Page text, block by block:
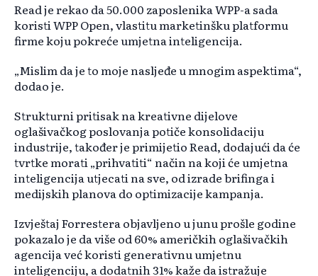
Read je rekao da 50.000 zaposlenika WPP-a sada
koristi WPP Open, vlastitu marketinšku platformu
firme koju pokreće umjetna inteligencija.
„Mislim da je to moje nasljeđe u mnogim aspektima“,
dodao je.
Strukturni pritisak na kreativne dijelove
oglašivačkog poslovanja potiče konsolidaciju
industrije, također je primijetio Read, dodajući da će
tvrtke morati „prihvatiti“ način na koji će umjetna
inteligencija utjecati na sve, od izrade brifinga i
medijskih planova do optimizacije kampanja.
Izvještaj Forrestera objavljeno u junu prošle godine
pokazalo je da više od 60% američkih oglašivačkih
agencija već koristi generativnu umjetnu
inteligenciju, a dodatnih 31% kaže da istražuje